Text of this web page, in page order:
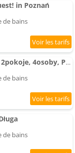
in Poznań
de bains
Apartament,Nowe Miasto 2pokoje, 4osoby, Parking, Loggia, udogodnienia dla dzieci
de bains
de bains